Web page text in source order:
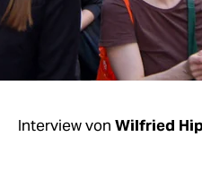
Interview von Wilfried